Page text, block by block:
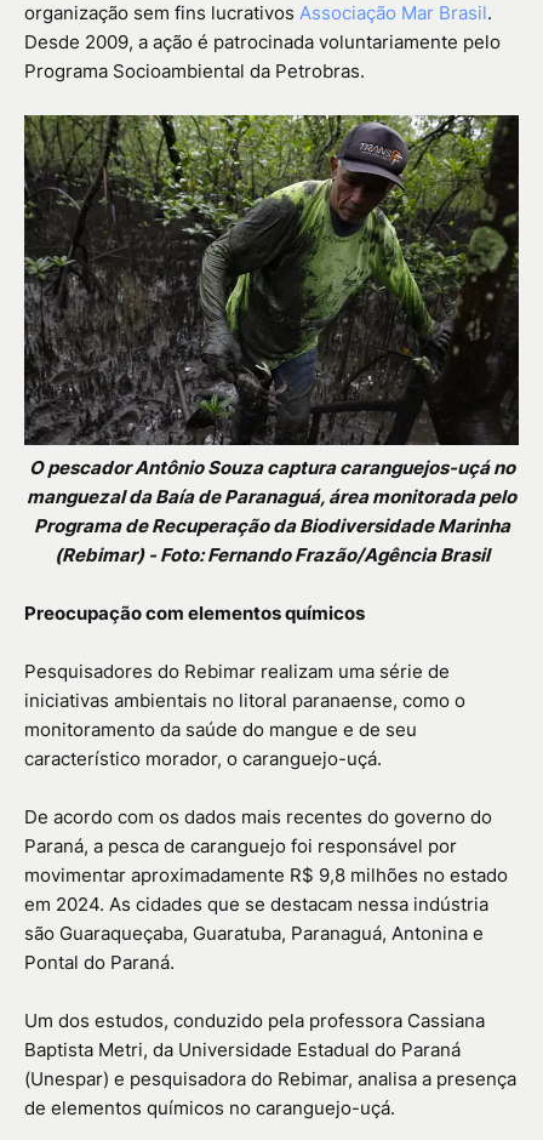
organização sem fins lucrativos Associação Mar Brasil.
Desde 2009, a ação é patrocinada voluntariamente pelo
Programa Socioambiental da Petrobras.
O pescador Antônio Souza captura caranguejos-uçá no
manguezal da Baía de Paranaguá, área monitorada pelo
Programa de Recuperação da Biodiversidade Marinha
(Rebimar) - Foto: Fernando Frazão/Agência Brasil
Preocupação com elementos químicos
Pesquisadores do Rebimar realizam uma série de
iniciativas ambientais no litoral paranaense, como o
monitoramento da saúde do mangue e de seu
característico morador, o caranguejo-uçá.
De acordo com os dados mais recentes do governo do
Paraná, a pesca de caranguejo foi responsável por
movimentar aproximadamente R$ 9,8 milhões no estado
em 2024. As cidades que se destacam nessa indústria
são Guaraqueçaba, Guaratuba, Paranaguá, Antonina e
Pontal do Paraná.
Um dos estudos, conduzido pela professora Cassiana
Baptista Metri, da Universidade Estadual do Paraná
(Unespar) e pesquisadora do Rebimar, analisa a presença
de elementos químicos no caranguejo-uçá.